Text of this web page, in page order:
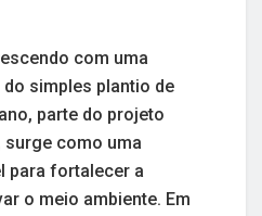
com uma
simples plantio de
parte do projeto
surge como uma
para fortalecer a
o meio ambiente. Em